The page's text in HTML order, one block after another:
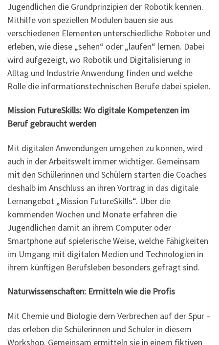
Jugendlichen die Grundprinzipien der Robotik kennen.
Mithilfe von speziellen Modulen bauen sie aus
verschiedenen Elementen unterschiedliche Roboter und
erleben, wie diese „sehen“ oder „laufen“ lernen. Dabei
wird aufgezeigt, wo Robotik und Digitalisierung in
Alltag und Industrie Anwendung finden und welche
Rolle die informationstechnischen Berufe dabei spielen.
Mission FutureSkills: Wo digitale Kompetenzen im
Beruf gebraucht werden
Mit digitalen Anwendungen umgehen zu können, wird
auch in der Arbeitswelt immer wichtiger. Gemeinsam
mit den Schülerinnen und Schülern starten die Coaches
deshalb im Anschluss an ihren Vortrag in das digitale
Lernangebot „Mission FutureSkills“. Über die
kommenden Wochen und Monate erfahren die
Jugendlichen damit an ihrem Computer oder
Smartphone auf spielerische Weise, welche Fähigkeiten
im Umgang mit digitalen Medien und Technologien in
ihrem künftigen Berufsleben besonders gefragt sind.
Naturwissenschaften: Ermitteln wie die Profis
Mit Chemie und Biologie dem Verbrechen auf der Spur –
das erleben die Schülerinnen und Schüler in diesem
Workshop. Gemeinsam ermitteln sie in einem fiktiven